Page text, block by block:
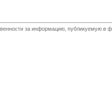
за информацию, публикуемую